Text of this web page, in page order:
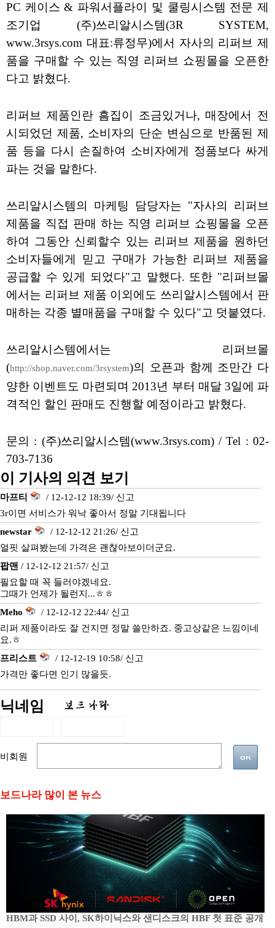
PC 케이스 & 파워서플라이 및 쿨링시스템 전문 제
조기업 (주)쓰리알시스템(3R SYSTEM,
www.3rsys.com 대표:류정무)에서 자사의 리퍼브 제
품을 구매할 수 있는 직영 리퍼브 쇼핑몰을 오픈한
다고 밝혔다.
리퍼브 제품인란 흠집이 조금있거나, 매장에서 전
시되었던 제품, 소비자의 단순 변심으로 반품된 제
품 등을 다시 손질하여 소비자에게 정품보다 싸게
파는 것을 말한다.
쓰리알시스템의 마케팅 담당자는 "자사의 리퍼브
제품을 직접 판매 하는 직영 리퍼브 쇼핑몰을 오픈
하여 그동안 신뢰할수 있는 리퍼브 제품을 원하던
소비자들에게 믿고 구매가 가능한 리퍼브 제품을
공급할 수 있게 되었다"고 말했다. 또한 "리퍼브몰
에서는 리퍼브 제품 이외에도 쓰리알시스템에서 판
매하는 각종 별매품을 구매할 수 있다"고 덧붙였다.
쓰리알시스템에서는 리퍼브몰
(http://shop.naver.com/3rsystem)의 오픈과 함께 조만간 다
양한 이벤트도 마련되며 2013년 부터 매달 3일에 파
격적인 할인 판매도 진행할 예정이라고 밝혔다.
문의 : (주)쓰리알시스템(www.3rsys.com) / Tel : 02-
703-7136
이 기사의 의견 보기
마프티 / 12-12-12 18:39/ 신고
3r이면 서비스가 워낙 좋아서 정말 기대됩니다
newstar
/ 12-12-12 21:26/ 신고
얼핏 살펴봤는데 가격은 괜찮아보이더군요.
팝맨 / 12-12-12 21:57/ 신고
필요할 때 꼭 들러야겠네요.
그때가 언제가 될런지...ㅎㅎ
Meho
/ 12-12-12 22:44/ 신고
리퍼 제품이라도 잘 건지면 정말 쓸만하죠. 중고상같은 느낌이네
요.ㅎ
프리스트
/ 12-12-19 10:58/ 신고
가격만 좋다면 인기 많을듯.
닉네임
비회원
보드나라 많이 본 뉴스
HBM과 SSD 사이, SK하이닉스와 샌디스크의 HBF 첫 표준 공개